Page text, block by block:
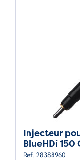
Injecteur
BlueHDi 150
Ref. 28388960